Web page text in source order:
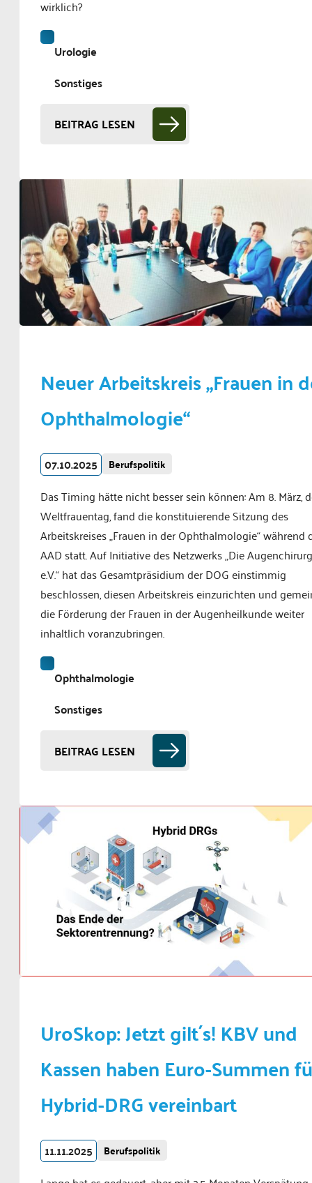
wirklich?
Urologie
Sonstiges
BEITRAG LESEN
Neuer Arbeitskreis „Frauen in
Ophthalmologie“
07.10.2025 Berufspolitik
Das Timing hätte nicht besser sein können: Am 8. März,
Weltfrauentag, fand die konstituierende Sitzung des
Arbeitskreises „Frauen in der Ophthalmologie“ während
AAD statt. Auf Initiative des Netzwerks „Die
e.V.“ hat das Gesamtpräsidium der DOG einstimmig
beschlossen, diesen Arbeitskreis einzurichten und
die Förderung der Frauen in der Augenheilkunde weiter
inhaltlich voranzubringen.
Ophthalmologie
Sonstiges
BEITRAG LESEN
UroSkop: Jetzt gilt´s! KBV und
Kassen haben Euro-Summen
Hybrid-DRG vereinbart
11.11.2025 Berufspolitik